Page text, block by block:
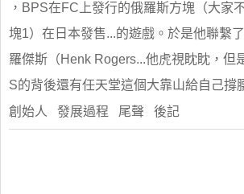
，BPS在FC上發行的俄羅斯方塊（大家
塊1）在日本發售...的遊戲。於是他聯繫
羅傑斯（Henk Rogers...他虎視眈眈，但
S的背後還有任天堂這個大靠山給自己撐
創始人 發展過程 尾聲 後記